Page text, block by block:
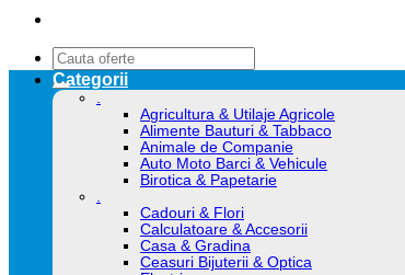
Caută
după:
Categorii
.
Agricultura & Utilaje Agricole
Alimente Bauturi & Tabbaco
Animale de Companie
Auto Moto Barci & Vehicule
Birotica & Papetarie
.
Cadouri & Flori
Calculatoare & Accesorii
Casa & Gradina
Ceasuri Bijuterii & Optica